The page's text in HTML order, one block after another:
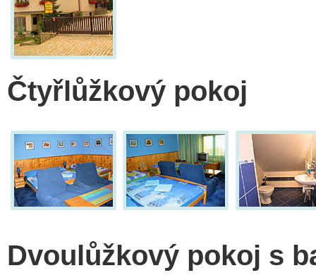
Čtyřlůžkový pokoj
Dvoulůžkový pokoj s